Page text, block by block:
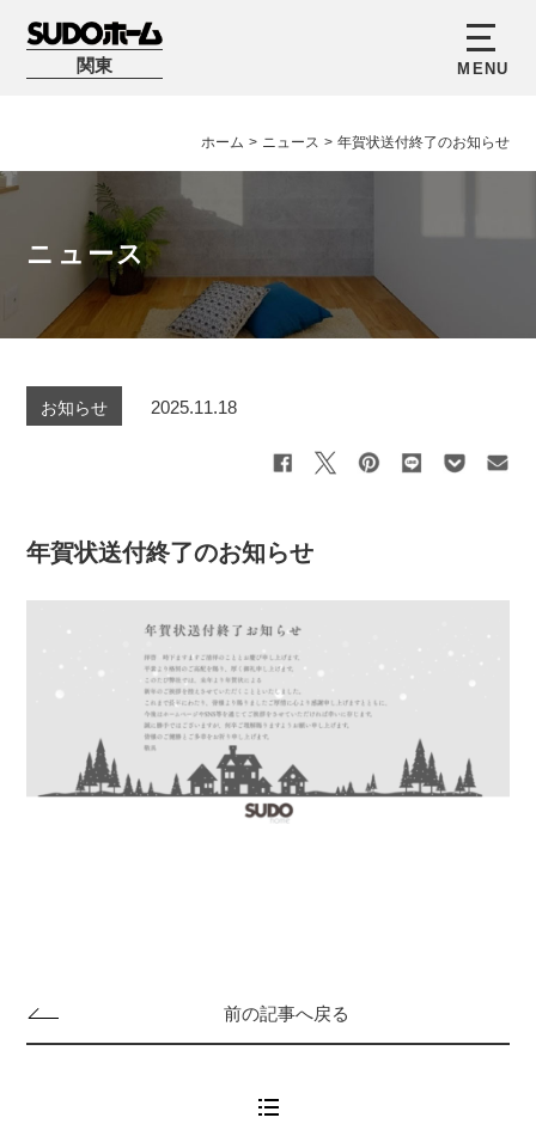
関東
ホーム > ニュース > 年賀状送付終了のお知らせ
ニュース
お知らせ 2025.11.18
年賀状送付終了のお知らせ
前の記事へ戻る